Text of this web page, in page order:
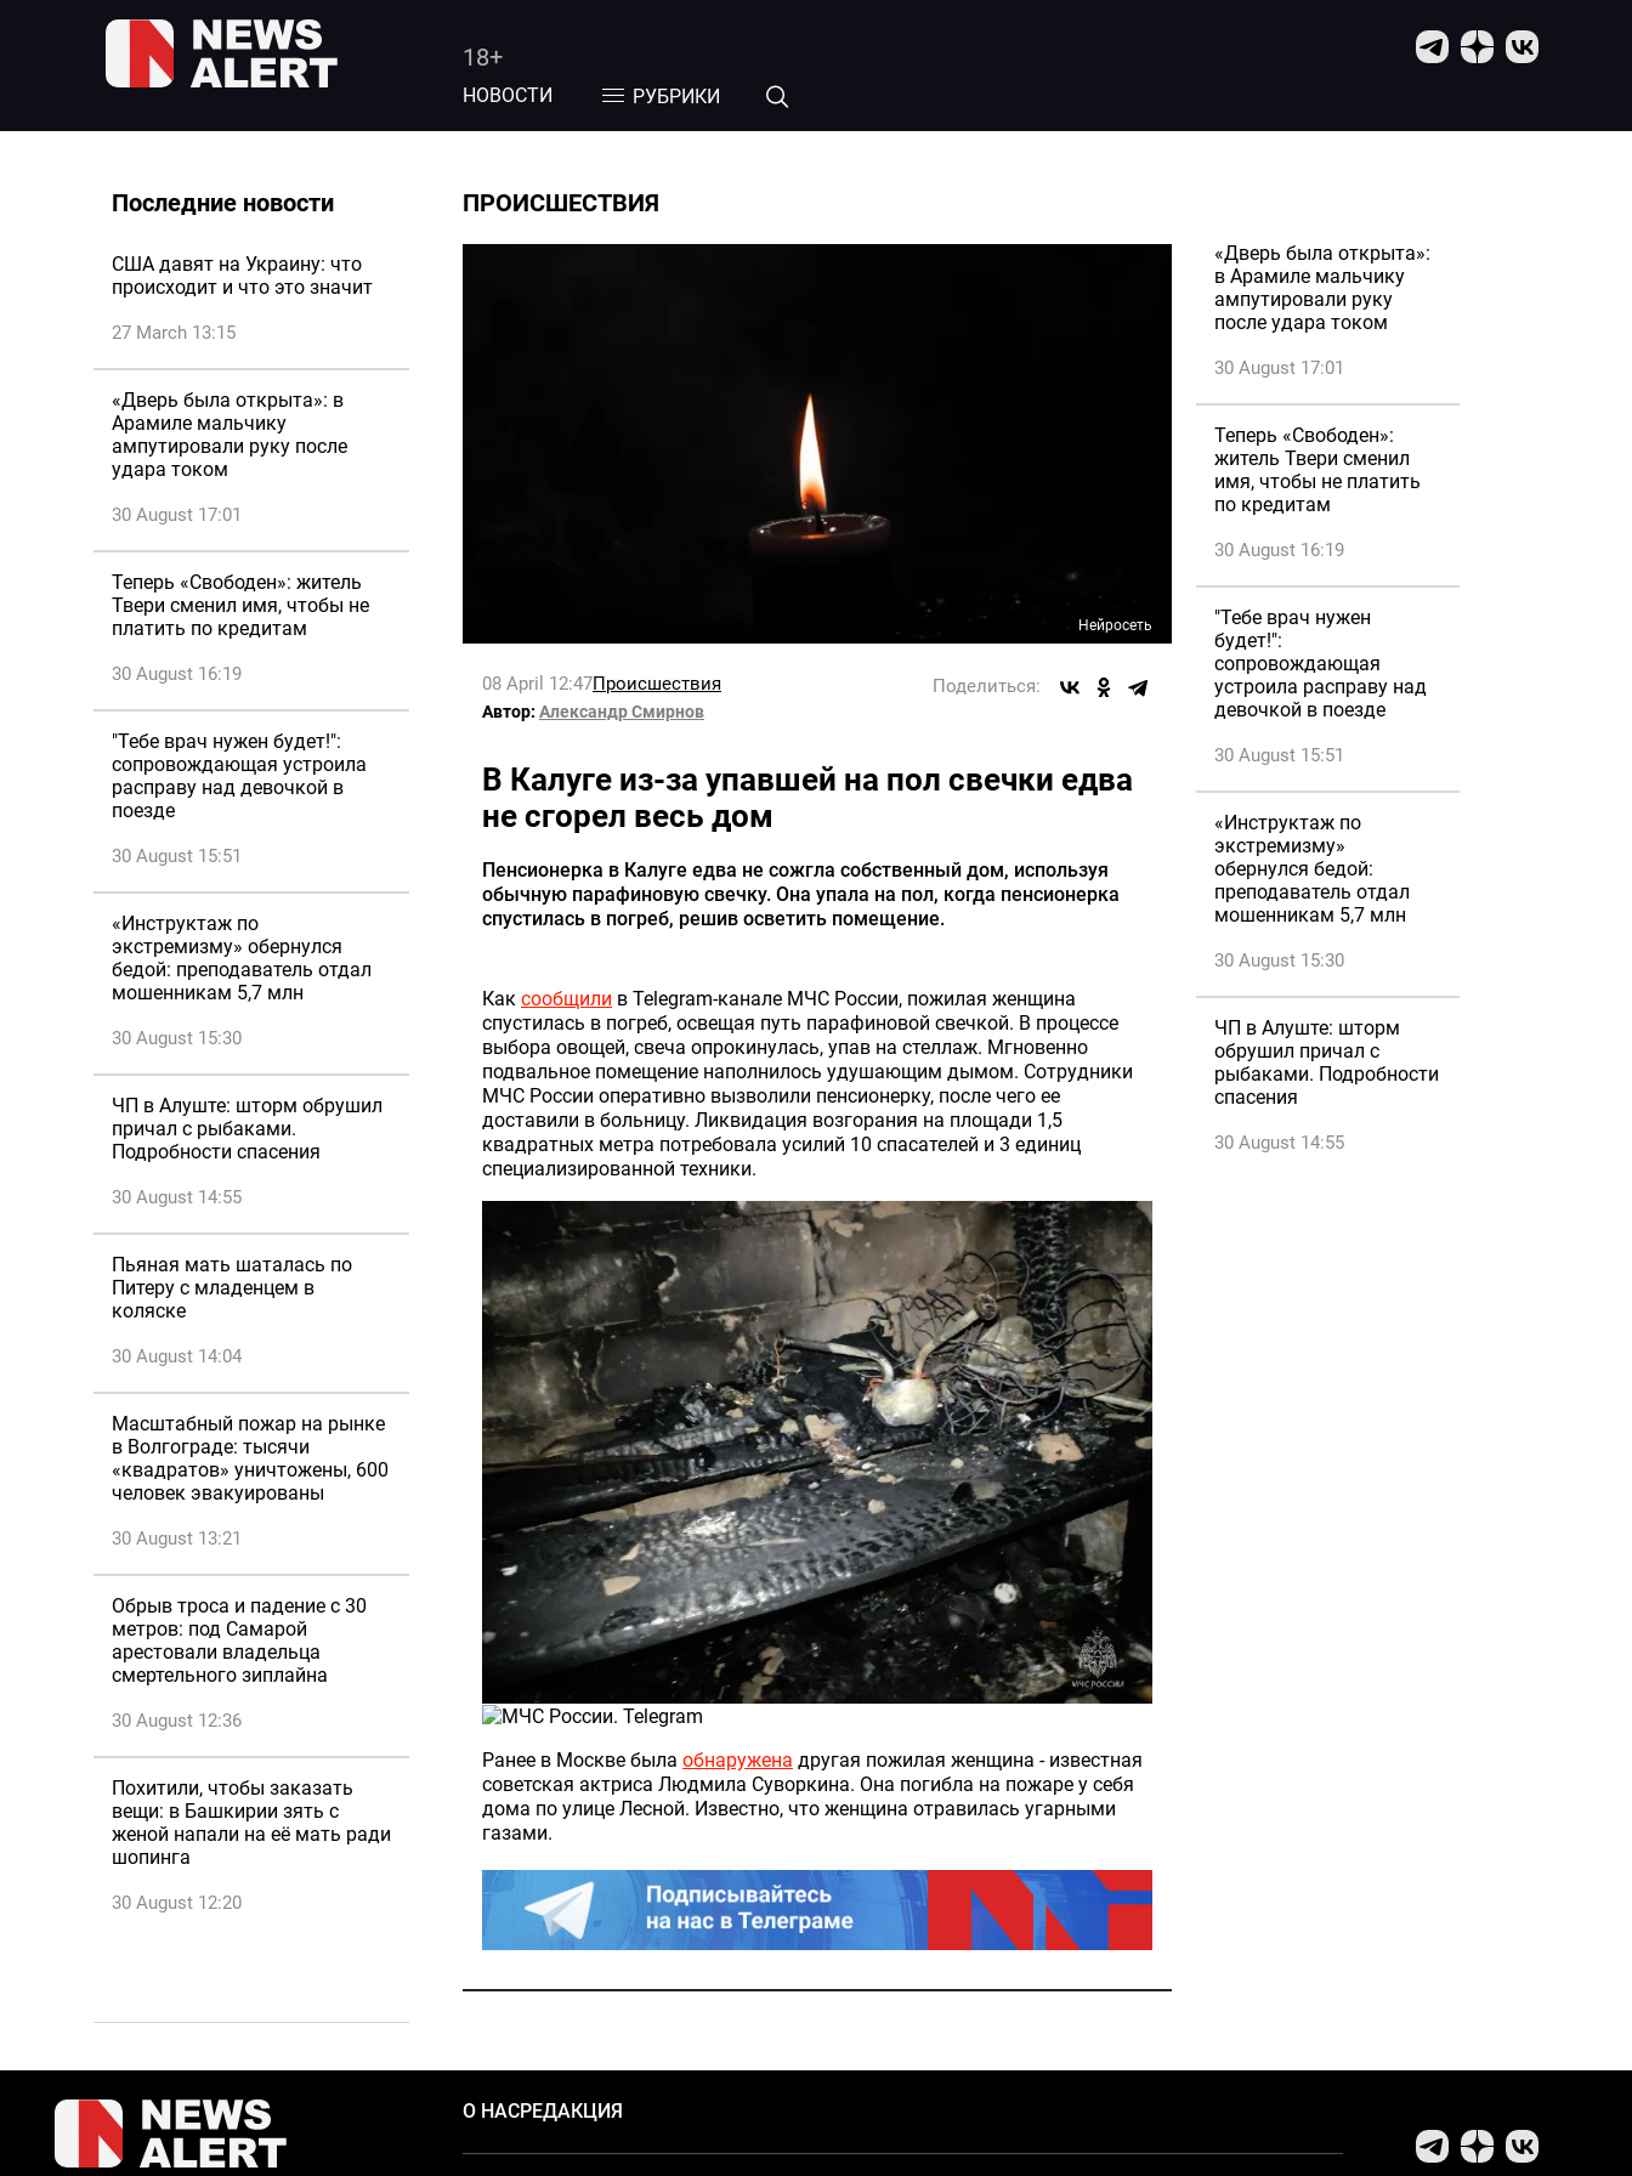
18+
НОВОСТИ РУБРИКИ
Последние новости
США давят на Украину: что
происходит и что это значит
27 March 13:15
«Дверь была открыта»: в
Арамиле мальчику
ампутировали руку после
удара током
30 August 17:01
Теперь «Свободен»: житель
Твери сменил имя, чтобы не
платить по кредитам
30 August 16:19
"Тебе врач нужен будет!":
сопровождающая устроила
расправу над девочкой в
поезде
30 August 15:51
«Инструктаж по
экстремизму» обернулся
бедой: преподаватель отдал
мошенникам 5,7 млн
30 August 15:30
ЧП в Алуште: шторм обрушил
причал с рыбаками.
Подробности спасения
30 August 14:55
Пьяная мать шаталась по
Питеру с младенцем в
коляске
30 August 14:04
Масштабный пожар на рынке
в Волгограде: тысячи
«квадратов» уничтожены, 600
человек эвакуированы
30 August 13:21
Обрыв троса и падение с 30
метров: под Самарой
арестовали владельца
смертельного зиплайна
30 August 12:36
Похитили, чтобы заказать
вещи: в Башкирии зять с
женой напали на её мать ради
шопинга
30 August 12:20
ПРОИСШЕСТВИЯ
Нейросеть
08 April 12:47Происшествия Поделиться:
Автор: Александр Смирнов
В Калуге из-за упавшей на пол свечки едва
не сгорел весь дом
Пенсионерка в Калуге едва не сожгла собственный дом, используя
обычную парафиновую свечку. Она упала на пол, когда пенсионерка
спустилась в погреб, решив осветить помещение.
Как сообщили в Telegram-канале МЧС России, пожилая женщина
спустилась в погреб, освещая путь парафиновой свечкой. В процессе
выбора овощей, свеча опрокинулась, упав на стеллаж. Мгновенно
подвальное помещение наполнилось удушающим дымом. Сотрудники
МЧС России оперативно вызволили пенсионерку, после чего ее
доставили в больницу. Ликвидация возгорания на площади 1,5
квадратных метра потребовала усилий 10 спасателей и 3 единиц
специализированной техники.
Ранее в Москве была обнаружена другая пожилая женщина - известная
советская актриса Людмила Суворкина. Она погибла на пожаре у себя
дома по улице Лесной. Известно, что женщина отравилась угарными
газами.
«Дверь была открыта»:
в Арамиле мальчику
ампутировали руку
после удара током
30 August 17:01
Теперь «Свободен»:
житель Твери сменил
имя, чтобы не платить
по кредитам
30 August 16:19
"Тебе врач нужен
будет!":
сопровождающая
устроила расправу над
девочкой в поезде
30 August 15:51
«Инструктаж по
экстремизму»
обернулся бедой:
преподаватель отдал
мошенникам 5,7 млн
30 August 15:30
ЧП в Алуште: шторм
обрушил причал с
рыбаками. Подробности
спасения
30 August 14:55
О НАСРЕДАКЦИЯ